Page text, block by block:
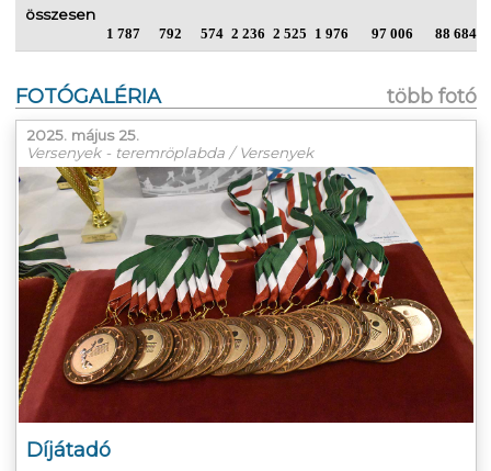
összesen
1 787 792 574 2 236 2 525 1 976 97 006 88 684
FOTÓGALÉRIA több fotó
2025. május 25.
Versenyek - teremröplabda / Versenyek
Díjátadó